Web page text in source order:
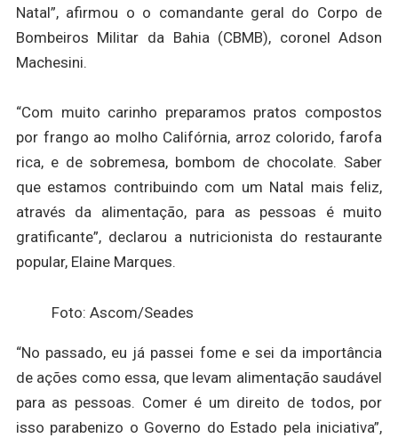
Natal”, afirmou o o comandante geral do Corpo de
Bombeiros Militar da Bahia (CBMB), coronel Adson
Machesini.
“Com muito carinho preparamos pratos compostos
por frango ao molho Califórnia, arroz colorido, farofa
rica, e de sobremesa, bombom de chocolate. Saber
que estamos contribuindo com um Natal mais feliz,
através da alimentação, para as pessoas é muito
gratificante”, declarou a nutricionista do restaurante
popular, Elaine Marques.
Foto: Ascom/Seades
“No passado, eu já passei fome e sei da importância
de ações como essa, que levam alimentação saudável
para as pessoas. Comer é um direito de todos, por
isso parabenizo o Governo do Estado pela iniciativa”,